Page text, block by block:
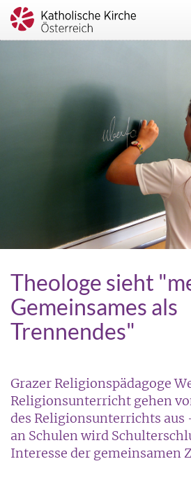
Theologe sieht
Gemeinsames als
Trennendes"
Grazer Religionspädagoge
Religionsunterricht gehen
des Religionsunterrichts aus
an Schulen wird
Interesse der gemeinsamen